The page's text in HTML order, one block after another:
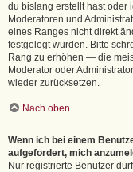
du bislang erstellt hast oder
Moderatoren und
eines Ranges nicht direkt
festgelegt wurden. Bitte
Rang zu erhöhen — die
Moderator oder
wieder zurücksetzen.
Nach oben
Wenn ich bei einem
aufgefordert, mich
Nur registrierte Benutzer